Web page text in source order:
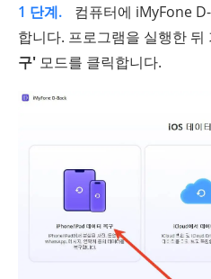
1 단계.
컴퓨터에 iMyFone
합니다. 프로그램을 실행한 뒤
구' 모드를 클릭합니다.